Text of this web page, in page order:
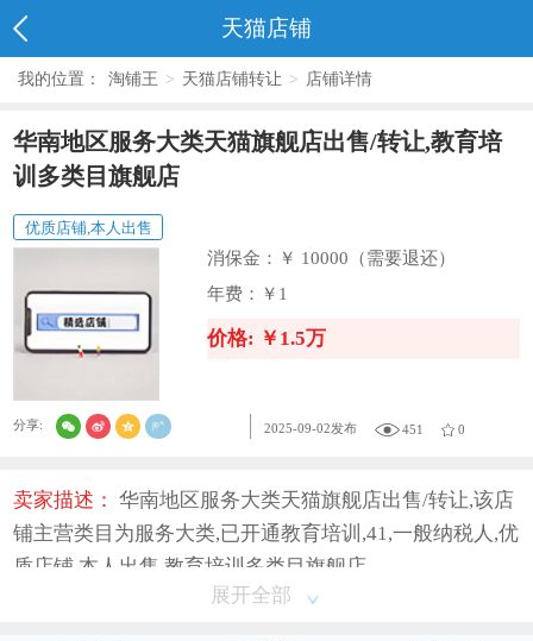
天猫店铺
我的位置： 淘铺王 > 天猫店铺转让 > 店铺详情
华南地区服务大类天猫旗舰店出售/转让,教育培
训多类目旗舰店
优质店铺,本人出售
消保金：
￥ 10000（需要退还）
年费：
￥1
价格: ￥1.5万
分享: 2025-09-02发布 451 0
卖家描述： 华南地区服务大类天猫旗舰店出售/转让,该店
铺主营类目为服务大类,已开通教育培训,41,一般纳税人,优
质店铺,本人出售,教育培训多类目旗舰店
展开全部